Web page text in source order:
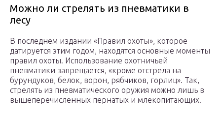
Можно ли стрелять из пневматики в
лесу
В последнем издании «Правил охоты», которое
датируется этим годом, находятся основные моменты
правил охоты. Использование охотничьей
пневматики запрещается, «кроме отстрела на
бурундуков, белок, ворон, рябчиков, горлиц». Так,
стрелять из пневматического оружия можно лишь в
вышеперечисленных пернатых и млекопитающих.